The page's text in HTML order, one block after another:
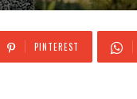
PINTEREST